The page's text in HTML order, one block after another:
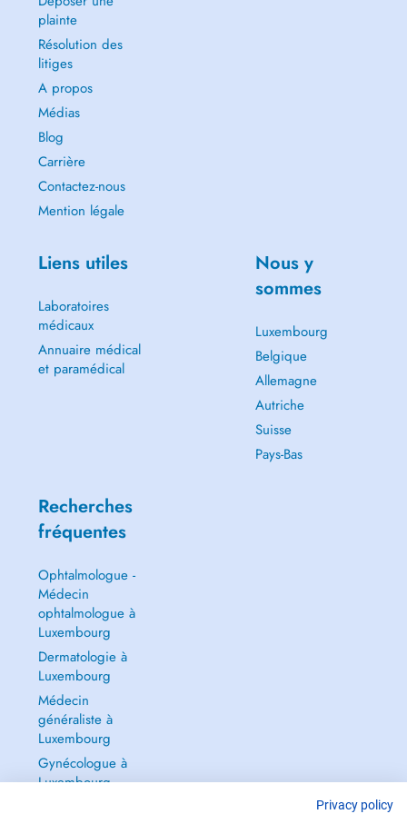
plainte
Résolution des
litiges
A propos
Médias
Blog
Carrière
Contactez-nous
Mention légale
Liens utiles
Laboratoires
médicaux
Annuaire médical
et paramédical
Nous y
sommes
Luxembourg
Belgique
Allemagne
Autriche
Suisse
Pays-Bas
Recherches
fréquentes
Ophtalmologue -
Médecin
ophtalmologue à
Luxembourg
Dermatologie à
Luxembourg
Médecin
généraliste à
Luxembourg
Gynécologue à
Luxembourg
Privacy policy